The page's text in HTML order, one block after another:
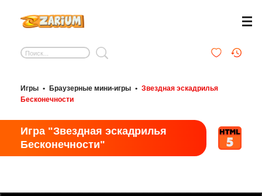
Игры • Браузерные мини-игры • Звездная эскадрилья
Бесконечности
Игра "Звездная эскадрилья
Бесконечности"